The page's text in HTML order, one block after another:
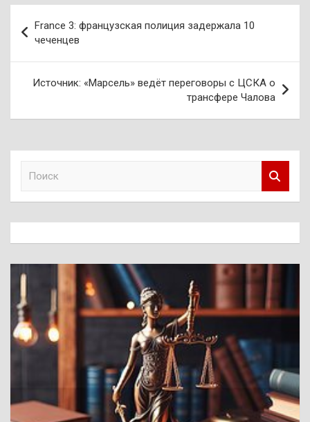
по
записям
France 3: французская полиция задержала 10
чеченцев
Источник: «Марсель» ведёт переговоры с ЦСКА о
трансфере Чалова
к